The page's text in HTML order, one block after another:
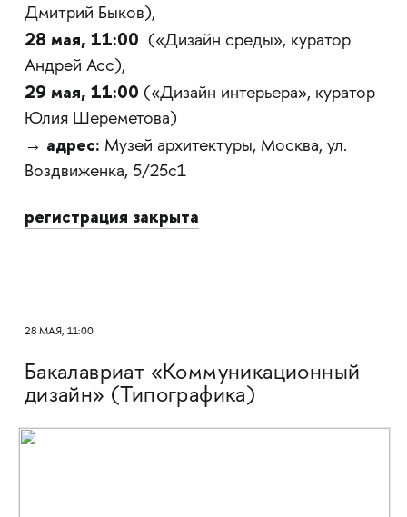
Дмитрий Быков),
28 мая, 11:00 («Дизайн среды», куратор
Андрей Асс),
29 мая, 11:00 («Дизайн интерьера», куратор
Юлия Шереметова)
→ адрес: Музей архитектуры, Москва, ул.
Воздвиженка, 5/25с1
регистрация закрыта
28 МАЯ, 11:00
Бакалавриат «Коммуникационный
дизайн» (Типографика)